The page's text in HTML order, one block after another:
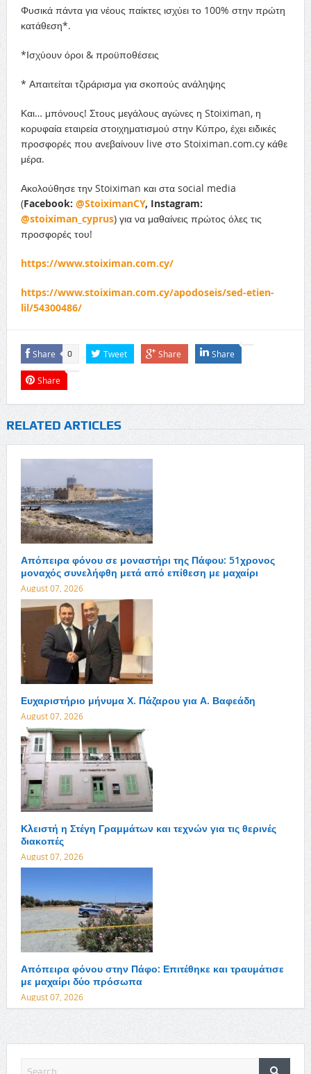
Φυσικά πάντα για νέους παίκτες ισχύει το 100% στην πρώτη
κατάθεση*.
*Ισχύουν όροι & προϋποθέσεις
* Απαιτείται τζιράρισμα για σκοπούς ανάληψης
Και… μπόνους! Στους μεγάλους αγώνες η Stoiximan, η
κορυφαία εταιρεία στοιχηματισμού στην Κύπρο, έχει ειδικές
προσφορές που ανεβαίνουν live στο Stoiximan.com.cy κάθε
μέρα.
Ακολούθησε την Stoiximan και στα social media
(Facebook: @StoiximanCY, Instagram:
@stoiximan_ cyprus) για να μαθαίνεις πρώτος όλες τις
προσφορές του!
https://www.stoiximan.com.cy/
https://www.stoiximan.com.cy/apodoseis/sed-etien-
lil/54300486/
Share 0 Tweet Share Share
Share
RELATED ARTICLES
Απόπειρα φόνου σε μοναστήρι της Πάφου: 51χρονος
μοναχός συνελήφθη μετά από επίθεση με μαχαίρι
August 07, 2026
Ευχαριστήριο μήνυμα Χ. Πάζαρου για Α. Βαφεάδη
August 07, 2026
Κλειστή η Στέγη Γραμμάτων και τεχνών για τις θερινές
διακοπές
August 07, 2026
Απόπειρα φόνου στην Πάφο: Επιτέθηκε και τραυμάτισε
με μαχαίρι δύο πρόσωπα
August 07, 2026